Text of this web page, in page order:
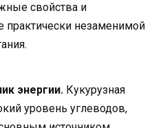
свойства и
незаменимой
энергии. Кукурузная
уровень углеводов,